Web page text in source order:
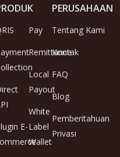
E-
Pay
Remittance
Local
Payout
White
Label
Wallet
PERUSAHAAN
Tentang Kami
Kontak
FAQ
Blog
Pemberitahuan
Privasi